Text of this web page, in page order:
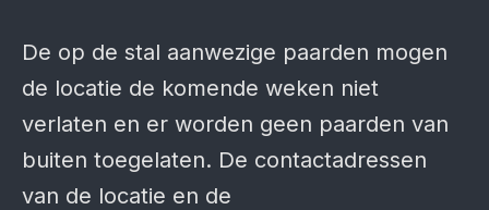
De op de stal aanwezige paarden mogen
de locatie de komende weken niet
verlaten en er worden geen paarden van
buiten toegelaten. De contactadressen
van de locatie en de